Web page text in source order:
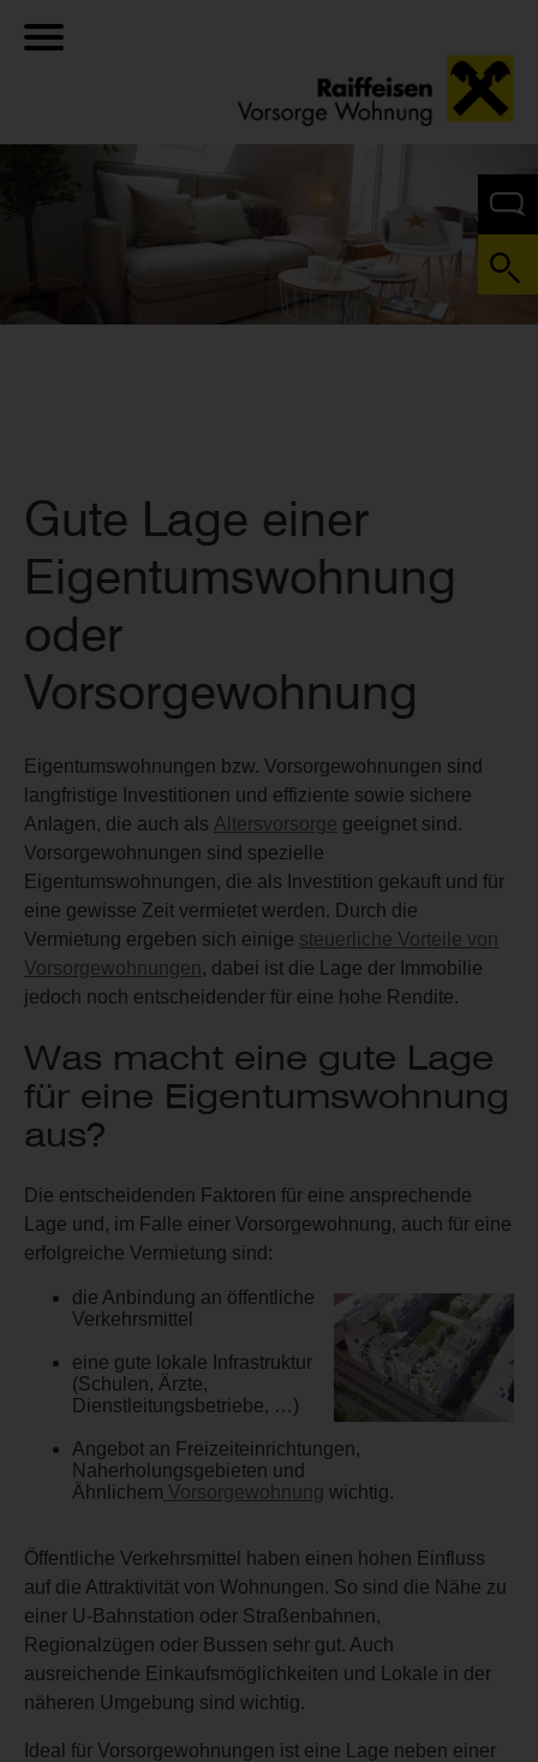
Gute Lage einer
Eigentumswohnung
oder
Vorsorgewohnung
Eigentumswohnungen bzw. Vorsorgewohnungen sind
langfristige Investitionen und effiziente sowie sichere
Anlagen, die auch als Altersvorsorge geeignet sind.
Vorsorgewohnungen sind spezielle
Eigentumswohnungen, die als Investition gekauft und für
eine gewisse Zeit vermietet werden. Durch die
Vermietung ergeben sich einige steuerliche Vorteile von
Vorsorgewohnungen, dabei ist die Lage der Immobilie
jedoch noch entscheidender für eine hohe Rendite.
Was macht eine gute Lage
für eine Eigentumswohnung
aus?
Die entscheidenden Faktoren für eine ansprechende
Lage und, im Falle einer Vorsorgewohnung, auch für eine
erfolgreiche Vermietung sind:
die Anbindung an öffentliche
Verkehrsmittel
eine gute lokale Infrastruktur
(Schulen, Ärzte,
Dienstleitungsbetriebe, …)
Angebot an Freizeiteinrichtungen,
Naherholungsgebieten und
Ähnlichem Vorsorgewohnung wichtig.
Öffentliche Verkehrsmittel haben einen hohen Einfluss
auf die Attraktivität von Wohnungen. So sind die Nähe zu
einer U-Bahnstation oder Straßenbahnen,
Regionalzügen oder Bussen sehr gut. Auch
ausreichende Einkaufsmöglichkeiten und Lokale in der
näheren Umgebung sind wichtig.
Ideal für Vorsorgewohnungen ist eine Lage neben einer